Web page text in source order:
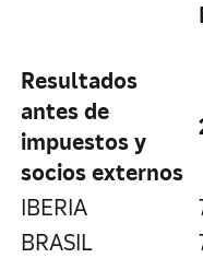
Resultados
antes de
impuestos y
socios externos
IBERIA
BRASIL